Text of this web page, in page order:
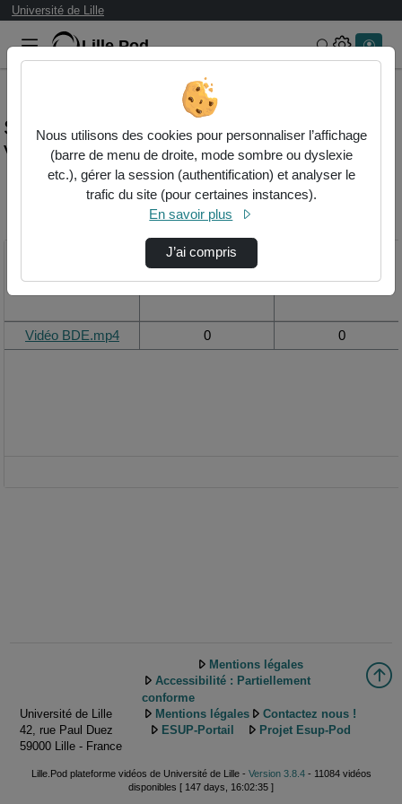
Université de Lille
Lille.Pod Rechercher
Statistiques de visualisation de la vidéo
Vidéo bde.mp4
Modifier la période de
Vue de la journée
Vidéo BDE.mp4 0 0
Université de Lille
42, rue Paul Duez
59000 Lille - France
Mentions légales
Accessibilité : Partiellement
conforme
Mentions légales
Contactez nous !
ESUP-Portail
Projet Esup-Pod
Lille.Pod plateforme vidéos de Université de Lille - Version 3.8.4- 11084 vidéos
disponibles [ 147 days, 16:02:35 ]
Nous utilisons des cookies pour personnaliser l’affichage
(barre de menu de droite, mode sombre ou dyslexie
etc.), gérer la session (authentification) et analyser le
trafic du site (pour certaines instances).
En savoir plus
J’ai compris